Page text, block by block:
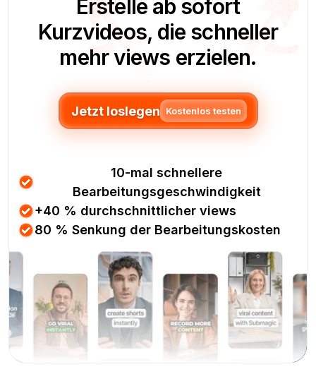
Erstelle ab sofort
Kurzvideos, die schneller
mehr views erzielen.
Jetzt loslegen Kostenlos testen
10-mal schnellere
Bearbeitungsgeschwindigkeit
+40 % durchschnittlicher views
80 % Senkung der Bearbeitungskosten